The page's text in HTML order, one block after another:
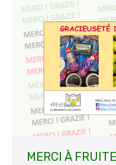
MERCI À